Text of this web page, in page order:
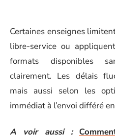
Certaines enseignes
libre-service ou
formats disponibles
clairement. Les délais
mais aussi selon les
immédiat à l’envoi différé
A voir aussi :